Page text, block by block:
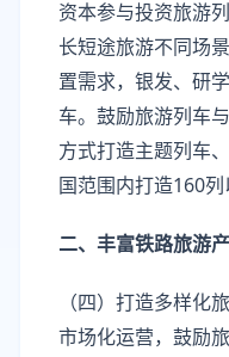
资本参与投资旅游
长短途旅游不同场
置需求，银发、研
车。鼓励旅游列车
方式打造主题列车
国范围内打造160列
二、丰富铁路旅游
（四）打造多样化
市场化运营，鼓励